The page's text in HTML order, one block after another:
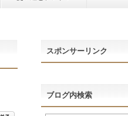
スポンサーリンク
ブログ内検索